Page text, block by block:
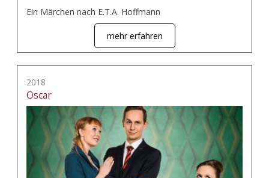
Ein Märchen nach E.T.A. Hoffmann
mehr erfahren
2018
Oscar